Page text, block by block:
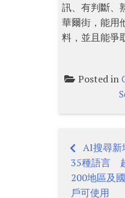
訊、有判斷、
華爾街，能用
料，並且能爭
Posted in
Post
AI搜尋新
35種語言
200地區及
戶可使用